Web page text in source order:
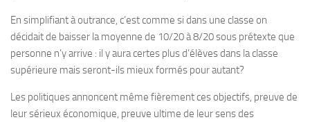
En simplifiant à outrance, c’est comme si dans une classe on
décidait de baisser la moyenne de 10/20 à 8/20 sous prétexte que
personne n’y arrive : il y aura certes plus d’élèves dans la classe
supérieure mais seront-ils mieux formés pour autant?
Les politiques annoncent même fièrement ces objectifs, preuve de
leur sérieux économique, preuve ultime de leur sens des